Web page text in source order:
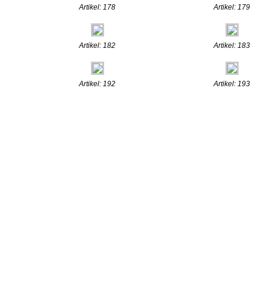
Artikel: 178 Artikel: 179
Artikel: 182 Artikel: 183
Artikel: 192 Artikel: 193